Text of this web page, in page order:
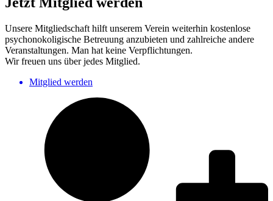
Unsere Mitgliedschaft hilft unserem Verein weiterhin kostenlose
psychonokoligische Betreuung anzubieten und zahlreiche andere
Veranstaltungen. Man hat keine Verpflichtungen.
Wir freuen uns über jedes Mitglied.
Mitglied werden